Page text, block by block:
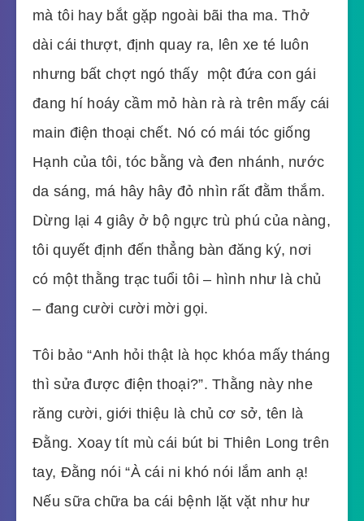
mà tôi hay bắt gặp ngoài bãi tha ma. Thở
dài cái thượt, định quay ra, lên xe té luôn
nhưng bất chợt ngó thấy một đứa con gái
đang hí hoáy cầm mỏ hàn rà rà trên mấy cái
main điện thoại chết. Nó có mái tóc giống
Hạnh của tôi, tóc bằng và đen nhánh, nước
da sáng, má hây hây đỏ nhìn rất đằm thắm.
Dừng lại 4 giây ở bộ ngực trù phú của nàng,
tôi quyết định đến thẳng bàn đăng ký, nơi
có một thằng trạc tuổi tôi – hình như là chủ
– đang cười cười mời gọi.
Tôi bảo “Anh hỏi thật là học khóa mấy tháng
thì sửa được điện thoại?”. Thằng này nhe
răng cười, giới thiệu là chủ cơ sở, tên là
Đằng. Xoay tít mù cái bút bi Thiên Long trên
tay, Đằng nói “À cái ni khó nói lắm anh ạ!
Nếu sữa chữa ba cái bệnh lặt vặt như hư